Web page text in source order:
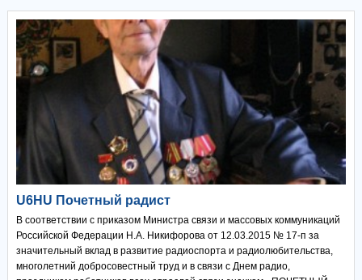
U6HU Почетный радист
В соответствии с приказом Министра связи и массовых коммуникаций
Российской Федерации Н.А. Никифорова от 12.03.2015 № 17-п за
значительный вклад в развитие радиоспорта и радиолюбительства,
многолетний добросовестный труд и в связи с Днем радио,